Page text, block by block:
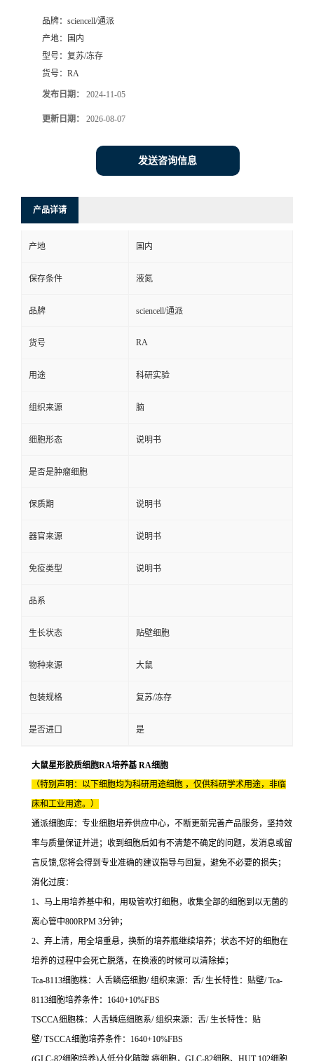
品牌： sciencell/通派
产地：
国内
型号： 复苏/冻存
货号： RA
发布日期： 2024-11-05
更新日期： 2026-08-07
发送咨询信息
产品详请
产地 国内
保存条件 液氮
品牌 sciencell/通派
货号 RA
用途 科研实验
组织来源 脑
细胞形态 说明书
是否是肿瘤细胞
保质期 说明书
器官来源 说明书
免疫类型 说明书
品系
生长状态 贴壁细胞
物种来源 大鼠
包装规格 复苏/冻存
是否进口 是
大鼠星形胶质细胞RA培养基 RA细胞
（特别声明：以下细胞均为科研用途细胞 ，仅供科研学术用途，非临
床和工业用途。）
通派细胞库：专业细胞培养供应中心，不断更新完善产品服务，坚持效
率与质量保证并进；收到细胞后如有不清楚不确定的问题，发消息或留
言反馈,您将会得到专业准确的建议指导与回复，避免不必要的损失；
消化过度：
1、马上用培养基中和，用吸管吹打细胞，收集全部的细胞到以无菌的
离心管中800RPM 3分钟；
2、弃上清，用全培重悬，换新的培养瓶继续培养；状态不好的细胞在
培养的过程中会死亡脱落，在换液的时候可以清除掉；
Tca-8113细胞株：人舌鳞癌细胞/ 组织来源：舌/ 生长特性：贴壁/ Tca-
8113细胞培养条件：1640+10%FBS
TSCCA细胞株：人舌鳞癌细胞系/ 组织来源：舌/ 生长特性：贴
壁/ TSCCA细胞培养条件：1640+10%FBS
(GLC-82细胞培养)人低分化肺腺 癌细胞，GLC-82细胞、HUT 102细胞